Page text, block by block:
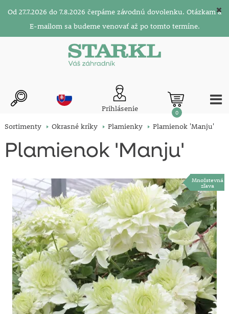
Od 27.7.2026 do 7.8.2026 čerpáme závodnú dovolenku. Otázkam a
E-mailom sa budeme venovať až po tomto termíne.
Prihlásenie 0
Sortimenty Okrasné kríky Plamienky Plamienok 'Manju'
Plamienok 'Manju'
Množstevná
zľava